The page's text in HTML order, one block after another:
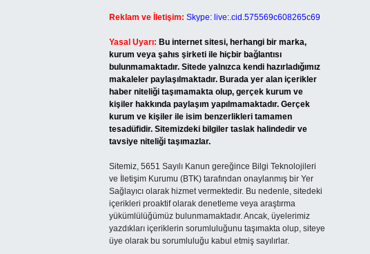
Reklam ve İletişim: Skype: live:.cid.575569c608265c69
Yasal Uyarı: Bu internet sitesi, herhangi bir marka,
kurum veya şahıs şirketi ile hiçbir bağlantısı
bulunmamaktadır. Sitede yalnızca kendi hazırladığımız
makaleler paylaşılmaktadır. Burada yer alan içerikler
haber niteliği taşımamakta olup, gerçek kurum ve
kişiler hakkında paylaşım yapılmamaktadır. Gerçek
kurum ve kişiler ile isim benzerlikleri tamamen
tesadüfidir. Sitemizdeki bilgiler taslak halindedir ve
tavsiye niteliği taşımazlar.
Sitemiz, 5651 Sayılı Kanun gereğince Bilgi Teknolojileri
ve İletişim Kurumu (BTK) tarafından onaylanmış bir Yer
Sağlayıcı olarak hizmet vermektedir. Bu nedenle, sitedeki
içerikleri proaktif olarak denetleme veya araştırma
yükümlülüğümüz bulunmamaktadır. Ancak, üyelerimiz
yazdıkları içeriklerin sorumluluğunu taşımakta olup, siteye
üye olarak bu sorumluluğu kabul etmiş sayılırlar.